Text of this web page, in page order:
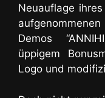
Neuauflage
Demos
üppigem
Logo und